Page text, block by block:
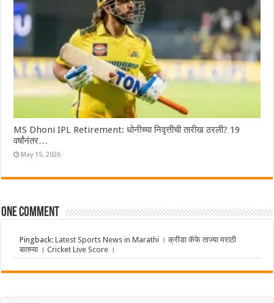
MS Dhoni IPL Retirement: धोनीच्या निवृत्तीची तारीख ठरली? 19
वर्षांनंतर…
May 15, 2026
One comment
Pingback:Latest Sports News in Marathi । क्रीडा कॅफे ताज्या मराठी
बातम्या । Cricket Live Score ।